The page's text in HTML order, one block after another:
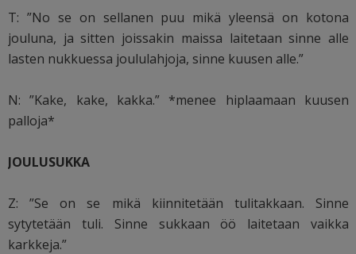
T: ”No se on sellanen puu mikä yleensä on kotona
jouluna, ja sitten joissakin maissa laitetaan sinne alle
lasten nukkuessa joululahjoja, sinne kuusen alle.”
N: ”Kake, kake, kakka.” *menee hiplaamaan kuusen
palloja*
JOULUSUKKA
Z: ”Se on se mikä kiinnitetään tulitakkaan. Sinne
sytytetään tuli. Sinne sukkaan öö laitetaan vaikka
karkkeja.”